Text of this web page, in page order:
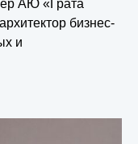
АЮ «Грата
бизнес-
и